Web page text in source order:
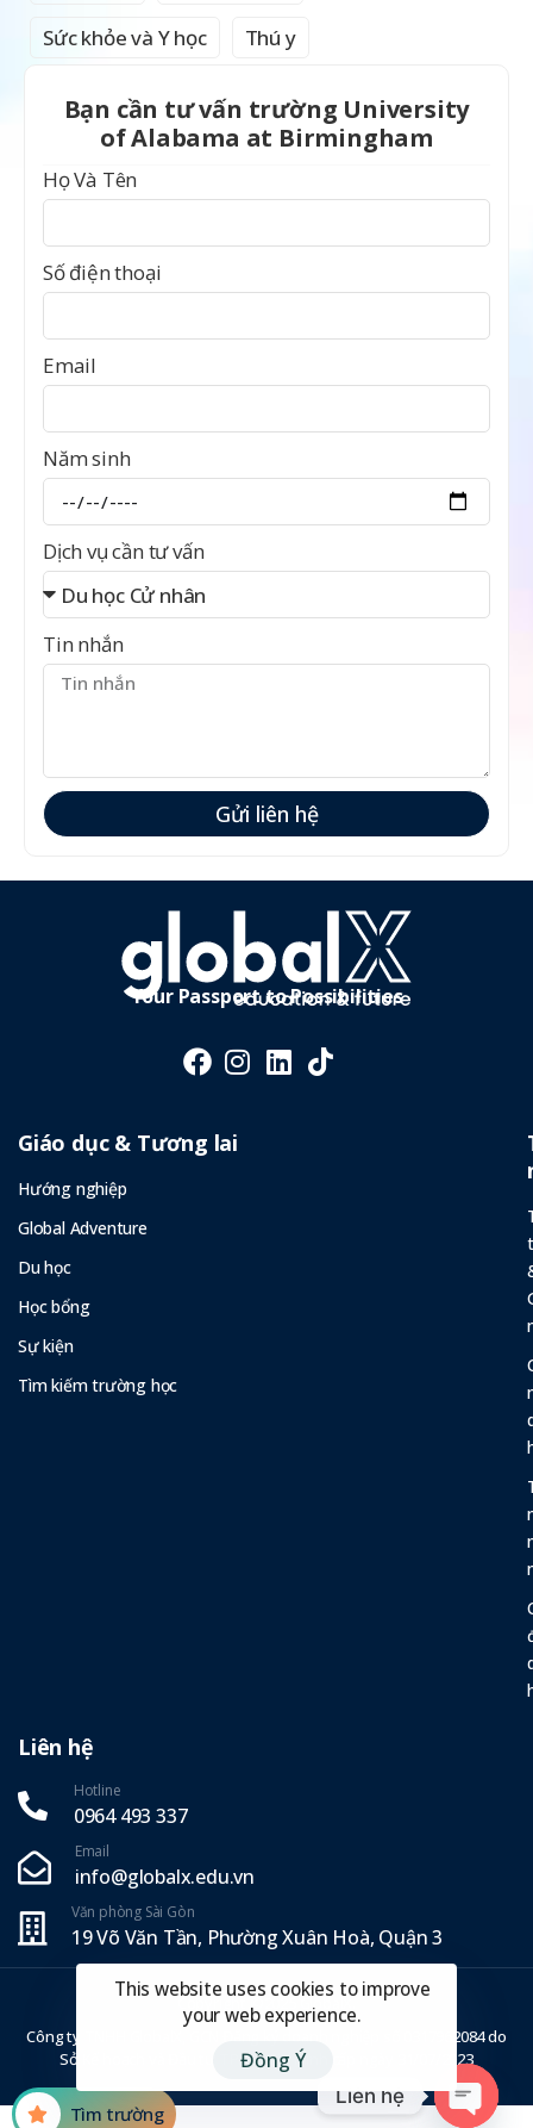
Sức khỏe và Y học
Thú y
Bạn cần tư vấn trường University
of Alabama at Birmingham
Họ Và Tên
Số điện thoại
Email
Năm sinh
Dịch vụ cần tư vấn
Tin nhắn
Gửi liên hệ
Your Passport to Possibilities
Giáo dục & Tương lai
Hướng nghiệp
Global Adventure
Du học
Học bổng
Sự kiện
Tìm kiếm trường học
Liên hệ
Hotline
0964 493 337‬
Email
info@globalx.edu.vn
Văn phòng Sài Gòn
19 Võ Văn Tần, Phường Xuân Hoà, Quận 3
Copyright ©2025 GlobalX.
Công ty TNHH GlobalX, GCN Đăng ký doanh nghiệp số 0317962084 do
Sở Kế hoạch và Đầu tư TP. Hồ Chí Minh cấp ngày 31/07/2023
Tìm trường
This website uses cookies to improve
your web experience.
Đồng Ý
Liên hệ